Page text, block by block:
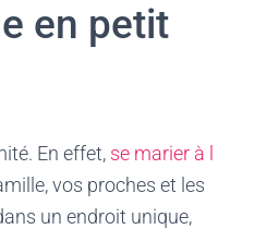
en petit
En effet, se marier à l
vos proches et les
un endroit unique,